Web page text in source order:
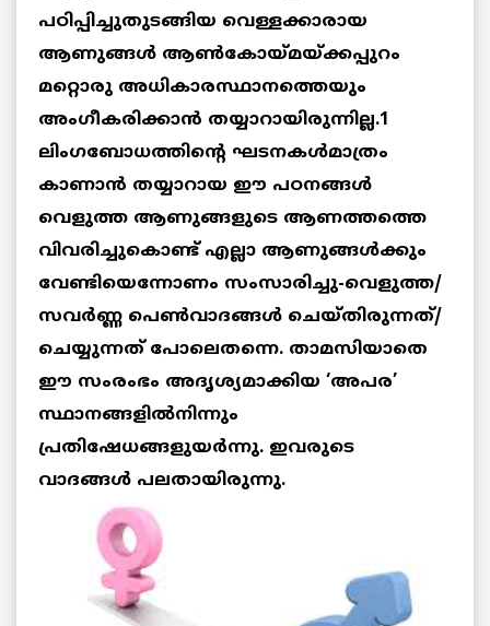
പഠിപ്പിച്ചുതുടങ്ങിയ വെള്ളക്കാരായ
ആണുങ്ങള്‍ ആണ്‍കോയ്മയ്ക്കപ്പുറം
മറ്റൊരു അധികാരസ്ഥാനത്തെയും
അംഗീകരിക്കാന്‍ തയ്യാറായിരുന്നില്ല.1
ലിംഗബോധത്തിന്റെ ഘടനകള്‍മാത്രം
കാണാന്‍ തയ്യാറായ ഈ പഠനങ്ങള്‍
വെളുത്ത ആണുങ്ങളുടെ ആണത്തത്തെ
വിവരിച്ചുകൊണ്ട് എല്ലാ ആണുങ്ങള്‍ക്കും
വേണ്ടിയെന്നോണം സംസാരിച്ചു-വെളുത്ത/
സവര്‍ണ്ണ പെണ്‍വാദങ്ങള്‍ ചെയ്തിരുന്നത്/
ചെയ്യുന്നത് പോലെതന്നെ. താമസിയാതെ
ഈ സംരംഭം അദൃശ്യമാക്കിയ ‘അപര’
സ്ഥാനങ്ങളില്‍നിന്നും
പ്രതിഷേധങ്ങളുയര്‍ന്നു. ഇവരുടെ
വാദങ്ങള്‍ പലതായിരുന്നു.